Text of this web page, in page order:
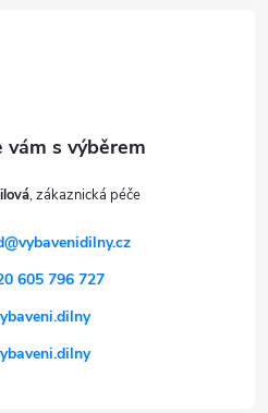
@vybavenidilny.cz
605 796 727